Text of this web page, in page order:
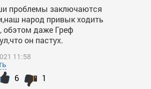
проблемы заключаются
народ привык ходить
обэтом даже Греф
он пастух.
11:58
1
6